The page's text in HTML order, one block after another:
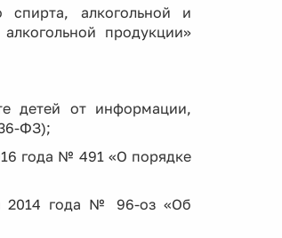
спирта, алкогольной и
продукции»
детей от информации,
ФЗ);
года № 491 «О порядке
2014 года № 96-оз «Об